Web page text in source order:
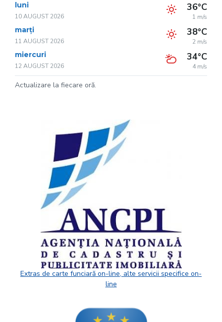
luni
10 AUGUST 2026
36°C
1 m/s
marți
11 AUGUST 2026
38°C
2 m/s
miercuri
12 AUGUST 2026
34°C
4 m/s
Actualizare la fiecare oră.
Extras de carte funciară on-line, alte servicii specifice on-
line